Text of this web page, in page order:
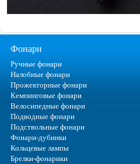
Фонари
Ручные фонари
Налобные фонари
Прожекторные фонари
Кемпинговые фонари
Велосипедные фонари
Подводные фонари
Подствольные фонари
Фонари-дубинки
Кольцевые лампы
Брелки-фонарики